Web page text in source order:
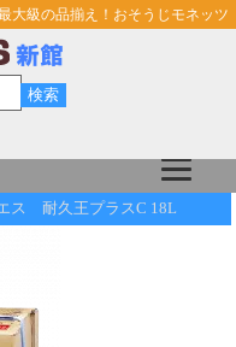
大級の品揃え！おそうじモネッツ
ス 耐久王プラスC 18L